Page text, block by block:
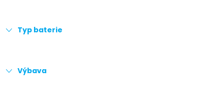
Typ baterie
Výbava